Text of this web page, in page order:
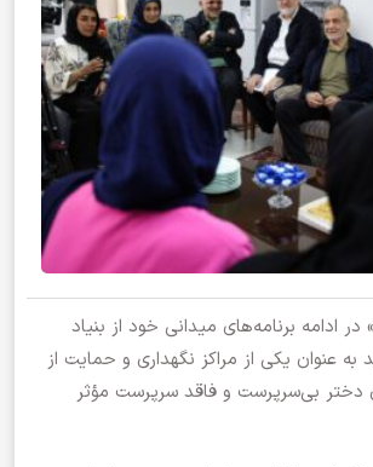
ادامه برنامه‌های میدانی خود از بنیاد
به عنوان یکی از مراکز نگهداری و حمایت از
دختر بی‌سرپرست و فاقد سرپرست مؤثر